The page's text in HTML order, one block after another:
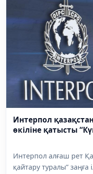
Интерпол
өкіліне қатысты
Интерпол алғаш рет
қайтару туралы” заңға